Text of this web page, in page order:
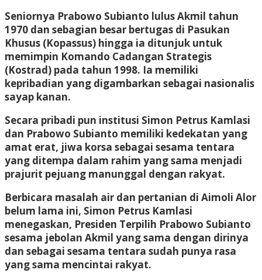
Seniornya Prabowo Subianto lulus Akmil tahun
1970 dan sebagian besar bertugas di Pasukan
Khusus (Kopassus) hingga ia ditunjuk untuk
memimpin Komando Cadangan Strategis
(Kostrad) pada tahun 1998. Ia memiliki
kepribadian yang digambarkan sebagai nasionalis
sayap kanan.
Secara pribadi pun institusi Simon Petrus Kamlasi
dan Prabowo Subianto memiliki kedekatan yang
amat erat, jiwa korsa sebagai sesama tentara
yang ditempa dalam rahim yang sama menjadi
prajurit pejuang manunggal dengan rakyat.
Berbicara masalah air dan pertanian di Aimoli Alor
belum lama ini, Simon Petrus Kamlasi
menegaskan, Presiden Terpilih Prabowo Subianto
sesama jebolan Akmil yang sama dengan dirinya
dan sebagai sesama tentara sudah punya rasa
yang sama mencintai rakyat.